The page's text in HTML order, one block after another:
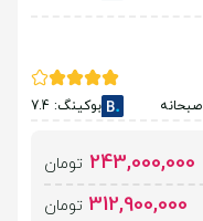
صبحانه بوکینگ: 7.4
243,000,000 تومان
312,900,000 تومان